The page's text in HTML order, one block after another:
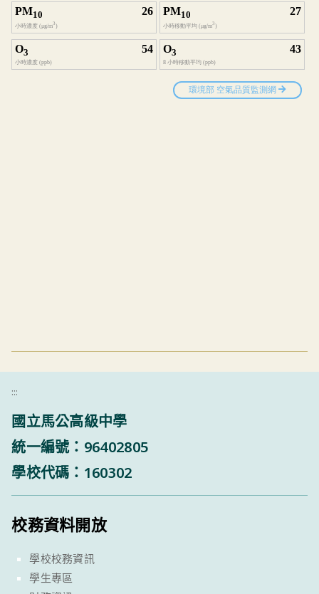
:::
國立馬公高級中學
統一編號：96402805
學校代碼：160302
校務資料開放
學校校務資訊
學生專區